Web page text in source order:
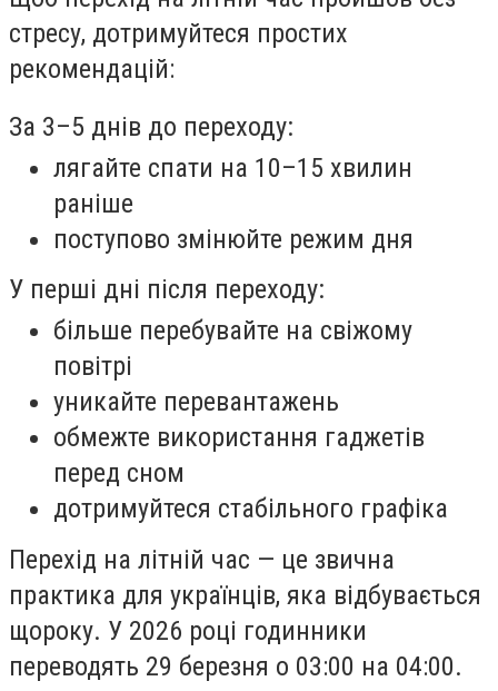
стресу, дотримуйтеся простих
рекомендацій:
За 3–5 днів до переходу:
лягайте спати на 10–15 хвилин
раніше
поступово змінюйте режим дня
У перші дні після переходу:
більше перебувайте на свіжому
повітрі
уникайте перевантажень
обмежте використання гаджетів
перед сном
дотримуйтеся стабільного графіка
Перехід на літній час — це звична
практика для українців, яка відбувається
щороку. У 2026 році годинники
переводять 29 березня о 03:00 на 04:00.